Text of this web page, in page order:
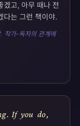
겠고, 아무 때나 전
다는 그런 책이야.
작가-독자의 관계에
. If you do,